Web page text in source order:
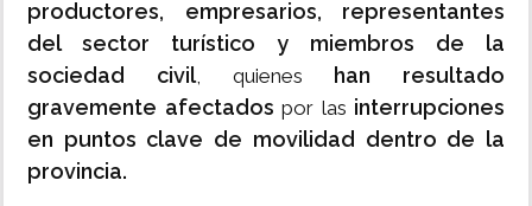
productores, empresarios, representantes
del sector turístico y miembros de la
sociedad civil, quienes
han resultado
gravemente afectados por las interrupciones
en puntos clave de movilidad dentro de la
provincia.